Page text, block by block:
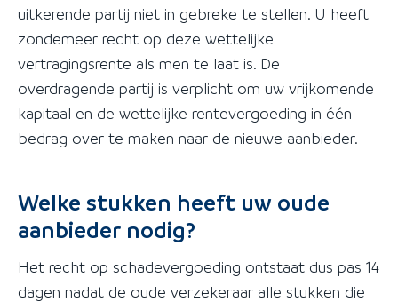
uitkerende partij niet in gebreke te stellen. U heeft
zondemeer recht op deze wettelijke
vertragingsrente als men te laat is. De
overdragende partij is verplicht om uw vrijkomende
kapitaal en de wettelijke rentevergoeding in één
bedrag over te maken naar de nieuwe aanbieder.
Welke stukken heeft uw oude
aanbieder nodig?
Het recht op schadevergoeding ontstaat dus pas 14
dagen nadat de oude verzekeraar alle stukken die